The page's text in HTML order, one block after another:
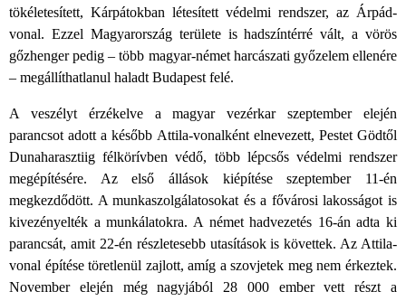
tökéletesített, Kárpátokban létesített védelmi rendszer, az Árpád-
vonal. Ezzel Magyarország területe is hadszíntérré vált, a vörös
gőzhenger pedig – több magyar-német harcászati győzelem ellenére
– megállíthatlanul haladt Budapest felé.
A veszélyt érzékelve a magyar vezérkar szeptember elején
parancsot adott a később Attila-vonalként elnevezett, Pestet Gödtől
Dunaharasztiig félkörívben védő, több lépcsős védelmi rendszer
megépítésére. Az első állások kiépítése szeptember 11-én
megkezdődött. A munkaszolgálatosokat és a fővárosi lakosságot is
kivezényelték a munkálatokra. A német hadvezetés 16-án adta ki
parancsát, amit 22-én részletesebb utasítások is követtek. Az Attila-
vonal építése töretlenül zajlott, amíg a szovjetek meg nem érkeztek.
November elején még nagyjából 28 000 ember vett részt a